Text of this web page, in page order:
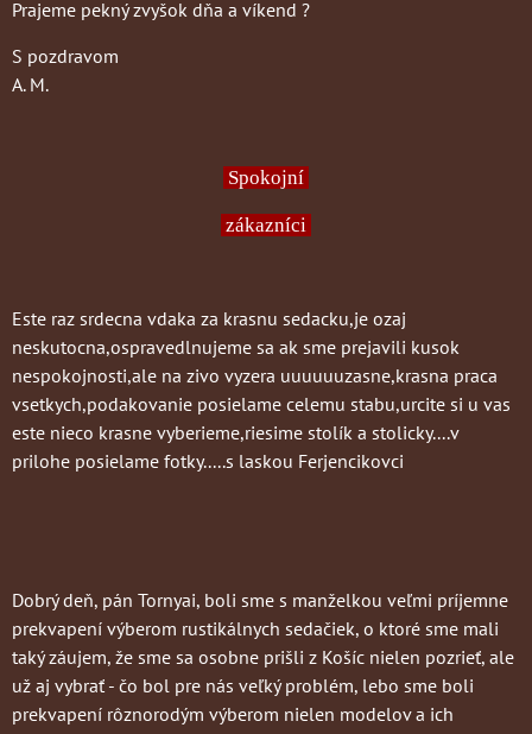
Prajeme pekný zvyšok dňa a víkend ?
S pozdravom
A. M.
Spokojní
zákazníci
Este raz srdecna vdaka za krasnu sedacku,je ozaj
neskutocna,ospravedlnujeme sa ak sme prejavili kusok
nespokojnosti,ale na zivo vyzera uuuuuuzasne,krasna praca
vsetkych,podakovanie posielame celemu stabu,urcite si u vas
este nieco krasne vyberieme,riesime stolík a stolicky....v
prilohe posielame fotky.....s laskou Ferjencikovci
Dobrý deň, pán Tornyai, boli sme s manželkou veľmi príjemne
prekvapení výberom rustikálnych sedačiek, o ktoré sme mali
taký záujem, že sme sa osobne prišli z Košíc nielen pozrieť, ale
už aj vybrať - čo bol pre nás veľký problém, lebo sme boli
prekvapení rôznorodým výberom nielen modelov a ich